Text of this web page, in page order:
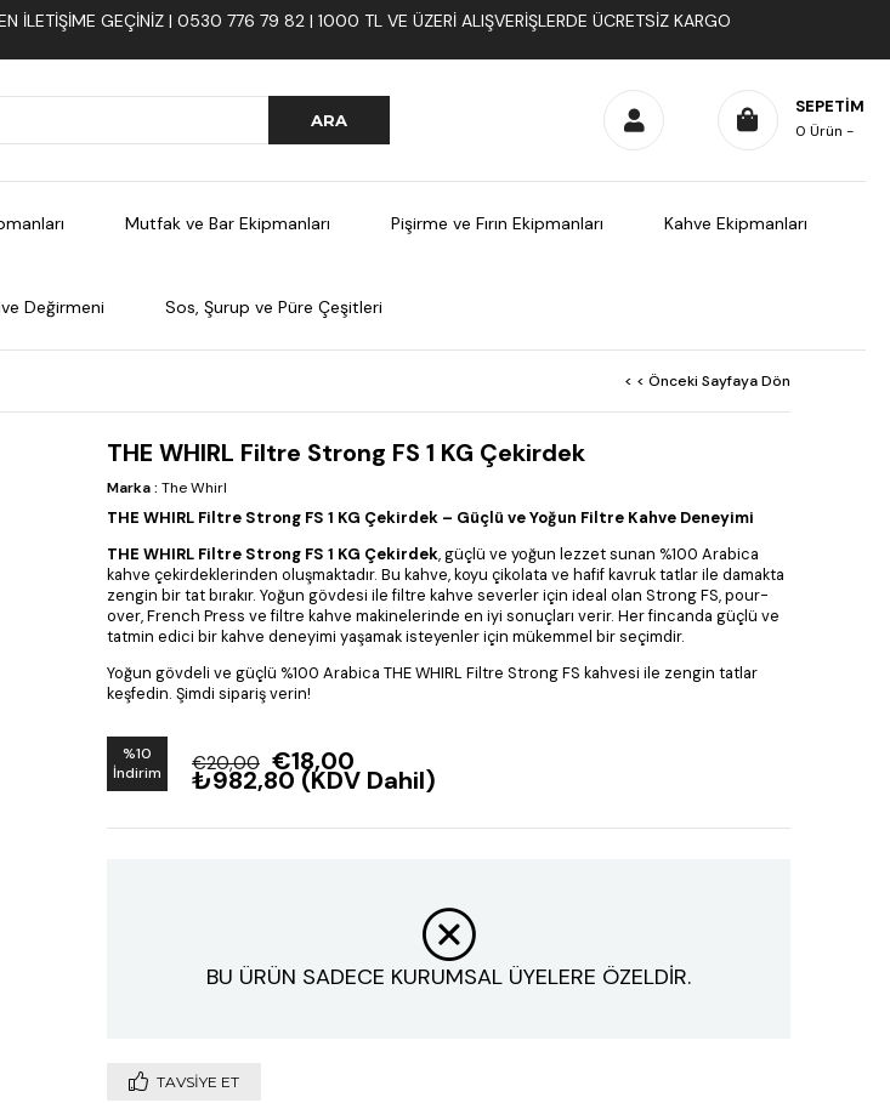
ILETIŞIME GEÇINIZ | 0530 776 79 82 | 1000 TL VE ÜZERI ALIŞVERIŞLERDE ÜCRETSIZ KARGO
SEPETIM
0 Ürün
Mutfak ve Bar Ekipmanları Pişirme ve Fırın Ekipmanları Kahve Ekipmanları
Değirmeni Sos, Şurup ve Püre Çeşitleri
< < Önceki Sayfaya Dön
THE WHIRL Filtre Strong FS 1 KG Çekirdek
Marka: The Whirl
THE WHIRL Filtre Strong FS 1 KG Çekirdek – Güçlü ve Yoğun Filtre Kahve Deneyimi
THE WHIRL Filtre Strong FS 1 KG Çekirdek, güçlü ve yoğun lezzet sunan %100 Arabica
kahve çekirdeklerinden oluşmaktadır. Bu kahve, koyu çikolata ve hafif kavruk tatlar ile damakta
zengin bir tat bırakır. Yoğun gövdesi ile filtre kahve severler için ideal olan Strong FS, pour-
over, French Press ve filtre kahve makinelerinde en iyi sonuçları verir. Her fincanda güçlü ve
tatmin edici bir kahve deneyimi yaşamak isteyenler için mükemmel bir seçimdir.
Yoğun gövdeli ve güçlü %100 Arabica THE WHIRL Filtre Strong FS kahvesi ile zengin tatlar
keşfedin. Şimdi sipariş verin!
%10
İndirim
€20,00 €18,00
₺982,80 (KDV Dahil)
BU ÜRÜN SADECE KURUMSAL ÜYELERE ÖZELDİR.
TAVSIYE ET